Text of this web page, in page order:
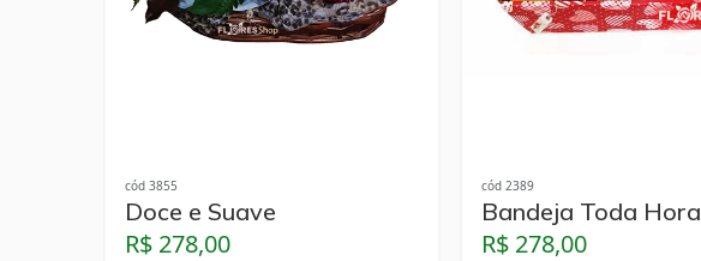
cód 3855
Doce e Suave
R$ 278,00
cód 2389
Bandeja Toda Hora
R$ 278,00